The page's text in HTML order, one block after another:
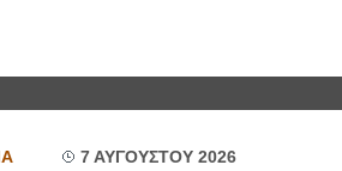
7 ΑΥΓΟΥΣΤΟΥ 2026
ΑΤΕΙ